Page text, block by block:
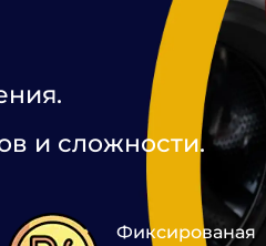
и сложности.
Фиксированая